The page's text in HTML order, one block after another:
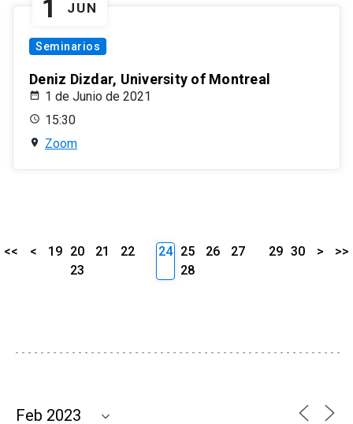
1 JUN
Seminarios
Deniz Dizdar, University of Montreal
1 de Junio de 2021
15:30
Zoom
<< < 19 20 21
22
23
24 25 26
27
28
29 30 > >>